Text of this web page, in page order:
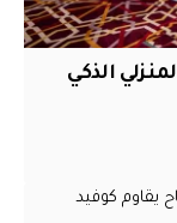
الذكي